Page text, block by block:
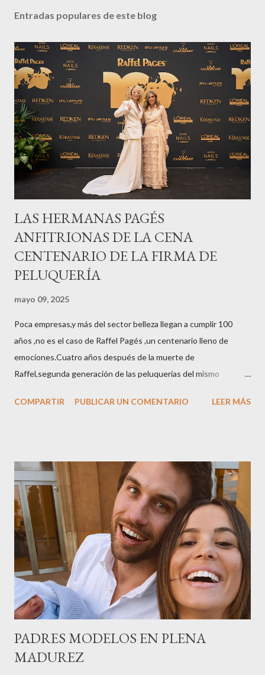
Entradas populares de este blog
LAS HERMANAS PAGÉS
ANFITRIONAS DE LA CENA
CENTENARIO DE LA FIRMA DE
PELUQUERÍA
mayo 09, 2025
Poca empresas,y más del sector belleza llegan a cumplir 100
años ,no es el caso de Raffel Pagés ,un centenario lleno de
emociones.Cuatro años después de la muerte de
Raffel,segunda generación de las peluquerías del mismo
sector en una cena de reconocimiento.Sus hijas Carolina (CEO
peluquería del grupo.Justo hace unos días Carol Pagés nos
contaba detalles del homenaje en Actualida Rosa en RCE
radio,en el programa que presento todos los jueves de 17 a 18
horas . Carolina y Quionia Pagés Carolina Pagés La cita ,en el
Museu Marítim de BCN ,en las Drassanes reunió a figuras
destacadas del sector,así como clientes, autoridades y medios
de comunicación, en una velada inolvidable bajo el lema “Cien
años peinando almas, creando belleza,i...
COMPARTIR PUBLICAR UN COMENTARIO LEER MÁS
PADRES MODELOS EN PLENA
MADUREZ